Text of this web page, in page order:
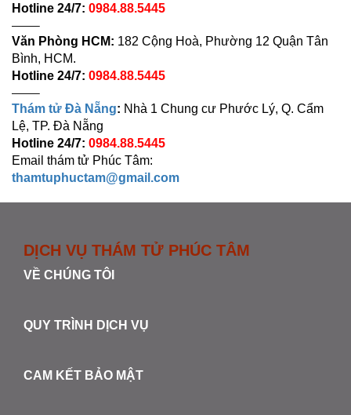
Hotline 24/7: 0984.88.5445
——–
Văn Phòng HCM: 182 Cộng Hoà, Phường 12 Quận Tân
Bình, HCM.
Hotline 24/7: 0984.88.5445
——–
Thám tử Đà Nẵng: Nhà 1 Chung cư Phước Lý, Q. Cẩm
Lệ, TP. Đà Nẵng
Hotline 24/7: 0984.88.5445
Email thám tử Phúc Tâm:
thamtuphuctam@gmail.com
DỊCH VỤ THÁM TỬ PHÚC TÂM
VỀ CHÚNG TÔI
QUY TRÌNH DỊCH VỤ
CAM KẾT BẢO MẬT